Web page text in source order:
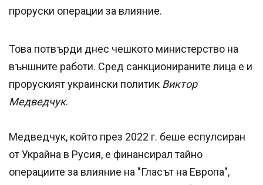
проруски операции за влияние.
Това потвърди днес чешкото министерство на
външните работи. Сред санкционираните лица е и
проруският украински политик Виктор
Медведчук.
Медведчук, който през 2022 г. беше еспулсиран
от Украйна в Русия, е финансирал тайно
операциите за влияние на "Гласът на Европа",